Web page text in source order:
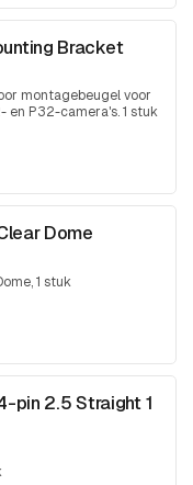
Bracket
montagebeugel voor
en P32-camera's. 1 stuk
Dome
1 stuk
pin 2.5 Straight 1